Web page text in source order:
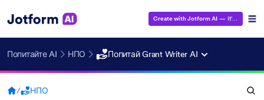
Create with Jotform AI — It's Free!
Попитайте AI НПО Попитай Grant Writer AI
/ НПО